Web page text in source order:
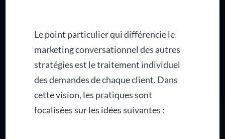
Le point particulier qui différencie le
marketing conversationnel des autres
stratégies est le traitement individuel
des demandes de chaque client. Dans
cette vision, les pratiques sont
focalisées sur les idées suivantes :